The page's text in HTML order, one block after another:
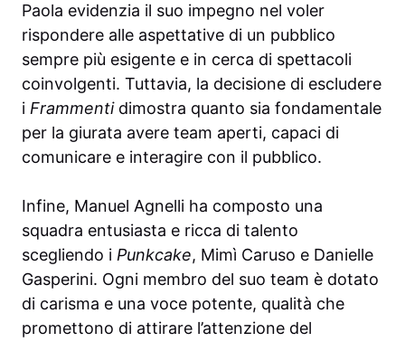
Paola evidenzia il suo impegno nel voler
rispondere alle aspettative di un pubblico
sempre più esigente e in cerca di spettacoli
coinvolgenti. Tuttavia, la decisione di escludere
i Frammentidimostra quanto sia fondamentale
per la giurata avere team aperti, capaci di
comunicare e interagire con il pubblico.
Infine, Manuel Agnelli ha composto una
squadra entusiasta e ricca di talento
scegliendo i Punkcake, Mimì Caruso e Danielle
Gasperini. Ogni membro del suo team è dotato
di carisma e una voce potente, qualità che
promettono di attirare l’attenzione del